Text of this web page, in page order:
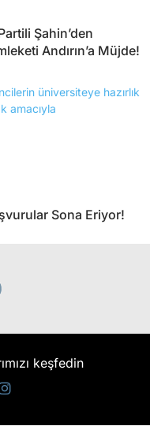
Şahin’den
Andırın’a Müjde!
Sona Eriyor!
keşfedin